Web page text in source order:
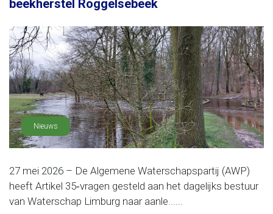
beekherstel Roggelsebeek
Nieuws
27 mei 2026 – De Algemene Waterschapspartij (AWP)
heeft Artikel 35‑vragen gesteld aan het dagelijks bestuur
van Waterschap Limburg naar aanle......